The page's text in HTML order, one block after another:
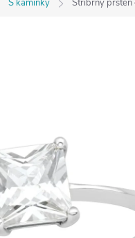
S kamínky Stříbrný prsten